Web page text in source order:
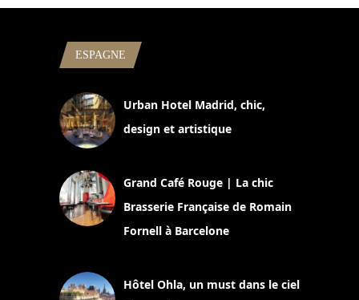
ESPAGNE
Urban Hotel Madrid, chic,
design et artistique
Grand Café Rouge | La chic
Brasserie Française de Romain
Fornell à Barcelone
Hôtel Ohla, un must dans le ciel